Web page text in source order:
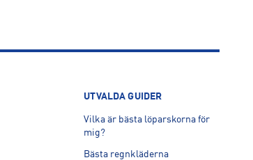
UTVALDA GUIDER
Vilka är bästa löparskorna för
mig?
Bästa regnkläderna